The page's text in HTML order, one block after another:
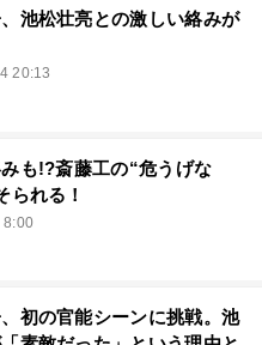
池松壮亮との激しい絡みが
20:13
も!?斎藤工の“危うげな
られる！
8:00
初の官能シーンに挑戦。池